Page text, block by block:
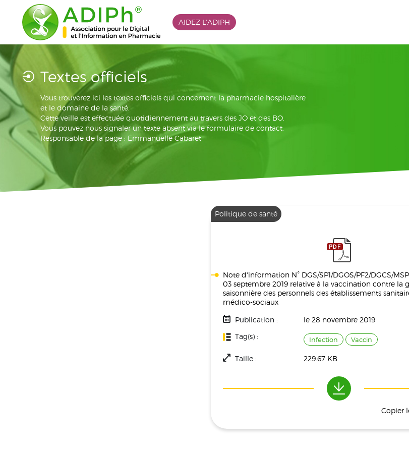
AIDEZ L'ADIPH
Textes officiels
Vous trouverez ici les textes officiels qui concernent la pharmacie hospitalière
et le domaine de la santé.
Cette veille est effectuée quotidiennement au travers des JO et des BO.
Vous pouvez nous signaler un texte absent via le formulaire de contact.
Responsable de la page : Emmanuelle Cabaret
Politique de santé
Note d'information N° DGS/SP1/DGOS/PF2/DGCS/
03 septembre 2019 relative à la vaccination contre la
saisonnière des personnels des établissements
médico-sociaux
Publication :
le 28 novembre 2019
Tag(s) :
Infection Vaccin
Taille : 229.67 KB
Copier